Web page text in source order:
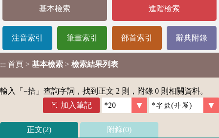
基本檢索 進階檢索
注音索引 筆畫索引 部首索引 辭典附錄
::: 首頁 > 基本檢索 > 檢索結果列表
輸入「 =拾 」查詢字詞，找到正文 2 則，附錄 0 則相關資料。
加入筆記
正文(2) 附錄(0)